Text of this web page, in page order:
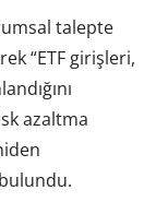
talepte
“ETF girişleri,
azaltma